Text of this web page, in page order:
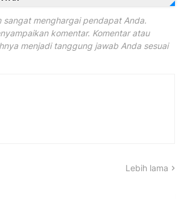
sangat menghargai pendapat Anda.
komentar. Komentar atau
menjadi tanggung jawab Anda sesuai
Lebih lama